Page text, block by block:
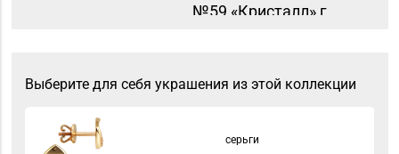
№59 «Кристалл» г.
Магазин
Выберите для себя украшения из этой коллекции
серьги